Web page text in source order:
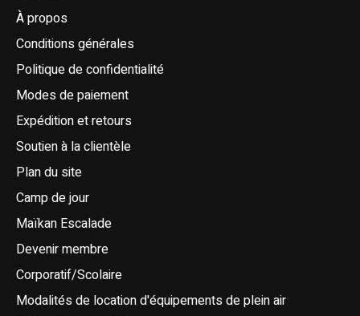
À propos
Conditions générales
Politique de confidentialité
Modes de paiement
Expédition et retours
Soutien à la clientèle
Plan du site
Camp de jour
Maïkan Escalade
Devenir membre
Corporatif/Scolaire
Modalités de location d'équipements de plein air